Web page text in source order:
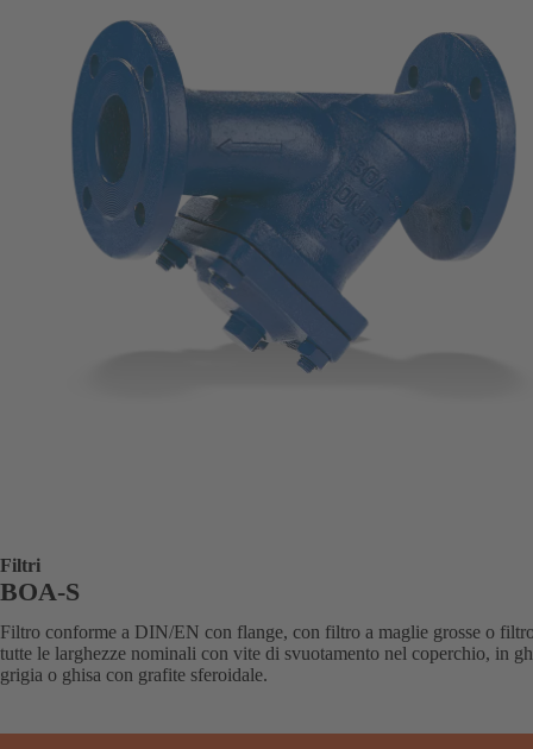
Filtri
BOA-S
Filtro conforme a DIN/EN con flange, con filtro a maglie grosse o
tutte le larghezze nominali con vite di svuotamento nel coperchio, in
grigia o ghisa con grafite sferoidale.